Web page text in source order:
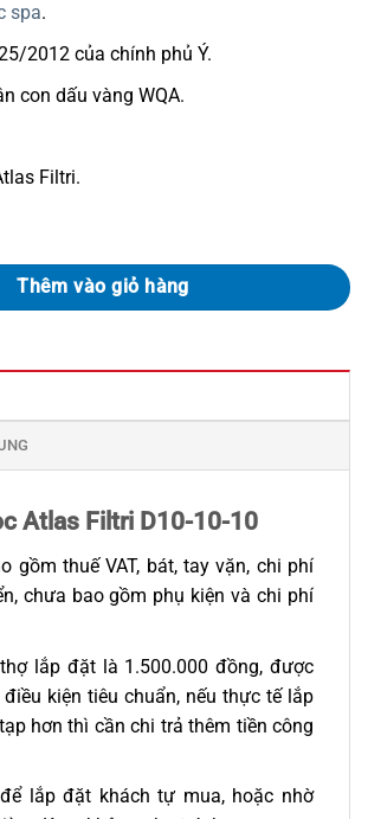
spa.
2012 của chính phủ Ý.
con dấu vàng WQA.
Filtri.
10-10 số lượng
Thêm vào giỏ hàng
Atlas Filtri D10-10-10
gồm thuế VAT, bát, tay vặn, chi phí
chưa bao gồm phụ kiện và chi phí
lắp đặt là 1.500.000 đồng, được
kiện tiêu chuẩn, nếu thực tế lắp
hơn thì cần chi trả thêm tiền công
lắp đặt khách tự mua, hoặc nhờ